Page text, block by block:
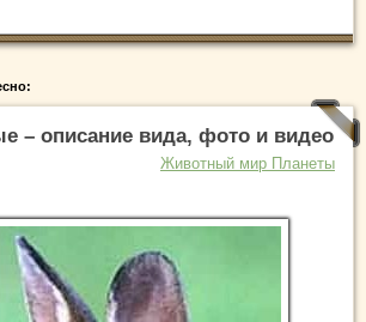
– описание вида, фото и видео
Животный мир Планеты